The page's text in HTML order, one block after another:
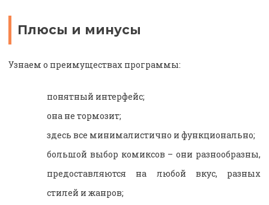
Плюсы и минусы
Узнаем о преимуществах программы:
понятный интерфейс;
она не тормозит;
здесь все минималистично и функционально;
большой выбор комиксов – они разнообразны,
предоставляются на любой вкус, разных
стилей и жанров;